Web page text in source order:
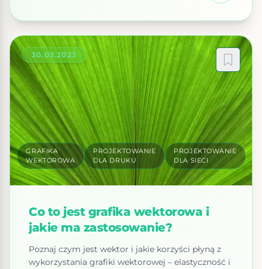
30.03.2023
GRAFIKA
WEKTOROWA
PROJEKTOWANIE
DLA DRUKU
PROJEKTOWANIE
DLA SIECI
Co to jest grafika wektorowa i
jakie ma zastosowanie?
Poznaj czym jest wektor i jakie korzyści płyną z
wykorzystania grafiki wektorowej – elastyczność i